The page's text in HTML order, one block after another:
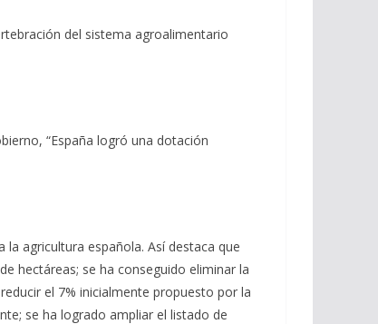
del sistema agroalimentario
“España logró una dotación
agricultura española. Así destaca que
hectáreas; se ha conseguido eliminar la
el 7% inicialmente propuesto por la
se ha logrado ampliar el listado de